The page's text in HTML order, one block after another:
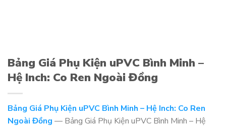
Bảng Giá Phụ Kiện uPVC Bình Minh –
Hệ Inch: Co Ren Ngoài Đồng
Bảng Giá Phụ Kiện uPVC Bình Minh – Hệ Inch: Co Ren
Ngoài Đồng — Bảng Giá Phụ Kiện uPVC Bình Minh – Hệ